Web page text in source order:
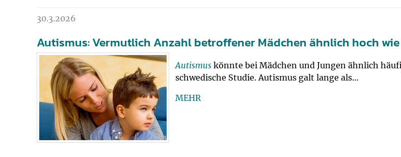
30.3.2026
Autismus: Vermutlich Anzahl betroffener Mädchen ähnlich hoch
Autismus könnte bei Mädchen und Jungen ähnlich
schwedische Studie. Autismus galt lange als…
MEHR